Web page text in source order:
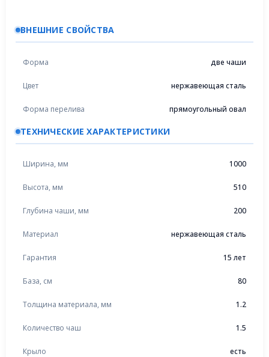
ВНЕШНИЕ СВОЙСТВА
Форма две чаши
Цвет нержавеющая сталь
Форма перелива прямоугольный овал
ТЕХНИЧЕСКИЕ ХАРАКТЕРИСТИКИ
Ширина, мм 1000
Высота, мм 510
Глубина чаши, мм 200
Материал нержавеющая сталь
Гарантия 15 лет
База, см 80
Толщина материала, мм 1.2
Количество чаш 1.5
Крыло есть